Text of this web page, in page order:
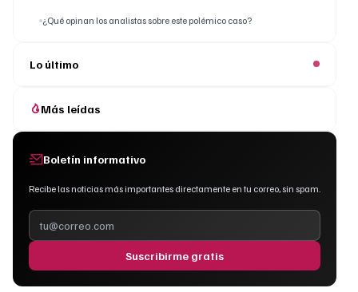
¿Qué opinan los analistas sobre este polémico caso?
Lo último
Más leídas
Boletín informativo
Recibe las noticias más importantes directamente en tu correo, sin spam.
Suscribirme gratis